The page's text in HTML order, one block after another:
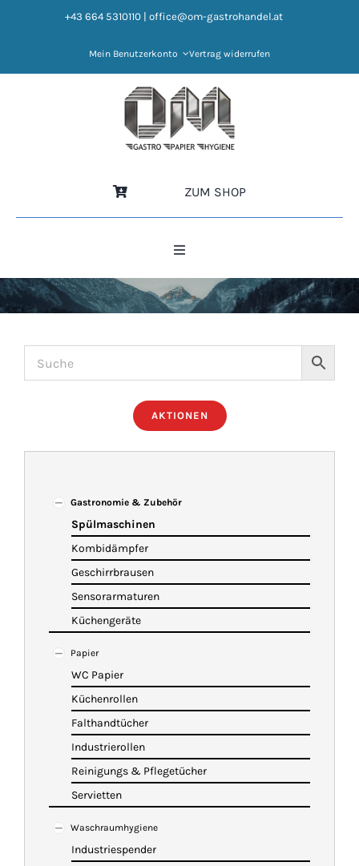
+43 664 5310110 office@om-gastrohandel.at
Mein Benutzerkonto Vertrag widerrufen
ZUM SHOP
Toggle
HOME
NEWS
IMBISSANHÄNGER
KATALOG
WARENKORB
AKTIONEN
Gastronomie & Zubehör
Spülmaschinen
Kombidämpfer
Geschirrbrausen
Sensorarmaturen
Küchengeräte
Papier
WC Papier
Küchenrollen
Falthandtücher
Industrierollen
Reinigungs & Pflegetücher
Servietten
Waschraumhygiene
Industriespender